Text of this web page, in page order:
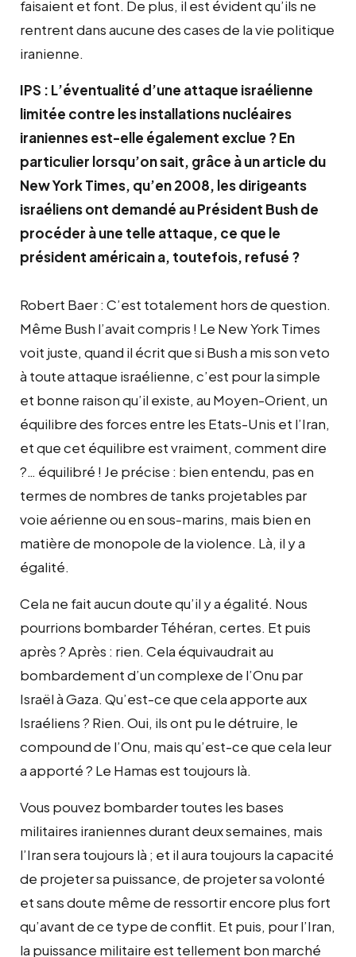
faisaient et font. De plus, il est évident qu’ils ne
rentrent dans aucune des cases de la vie politique
iranienne.
IPS : L’éventualité d’une attaque israélienne
limitée contre les installations nucléaires
iraniennes est-elle également exclue ? En
particulier lorsqu’on sait, grâce à un article du
New York Times, qu’en 2008, les dirigeants
israéliens ont demandé au Président Bush de
procéder à une telle attaque, ce que le
président américain a, toutefois, refusé ?
Robert Baer : C’est totalement hors de question.
Même Bush l’avait compris ! Le New York Times
voit juste, quand il écrit que si Bush a mis son veto
à toute attaque israélienne, c’est pour la simple
et bonne raison qu’il existe, au Moyen-Orient, un
équilibre des forces entre les Etats-Unis et l’Iran,
et que cet équilibre est vraiment, comment dire
?… équilibré ! Je précise : bien entendu, pas en
termes de nombres de tanks projetables par
voie aérienne ou en sous-marins, mais bien en
matière de monopole de la violence. Là, il y a
égalité.
Cela ne fait aucun doute qu’il y a égalité. Nous
pourrions bombarder Téhéran, certes. Et puis
après ? Après : rien. Cela équivaudrait au
bombardement d’un complexe de l’Onu par
Israël à Gaza. Qu’est-ce que cela apporte aux
Israéliens ? Rien. Oui, ils ont pu le détruire, le
compound de l’Onu, mais qu’est-ce que cela leur
a apporté ? Le Hamas est toujours là.
Vous pouvez bombarder toutes les bases
militaires iraniennes durant deux semaines, mais
l’Iran sera toujours là ; et il aura toujours la capacité
de projeter sa puissance, de projeter sa volonté
et sans doute même de ressortir encore plus fort
qu’avant de ce type de conflit. Et puis, pour l’Iran,
la puissance militaire est tellement bon marché